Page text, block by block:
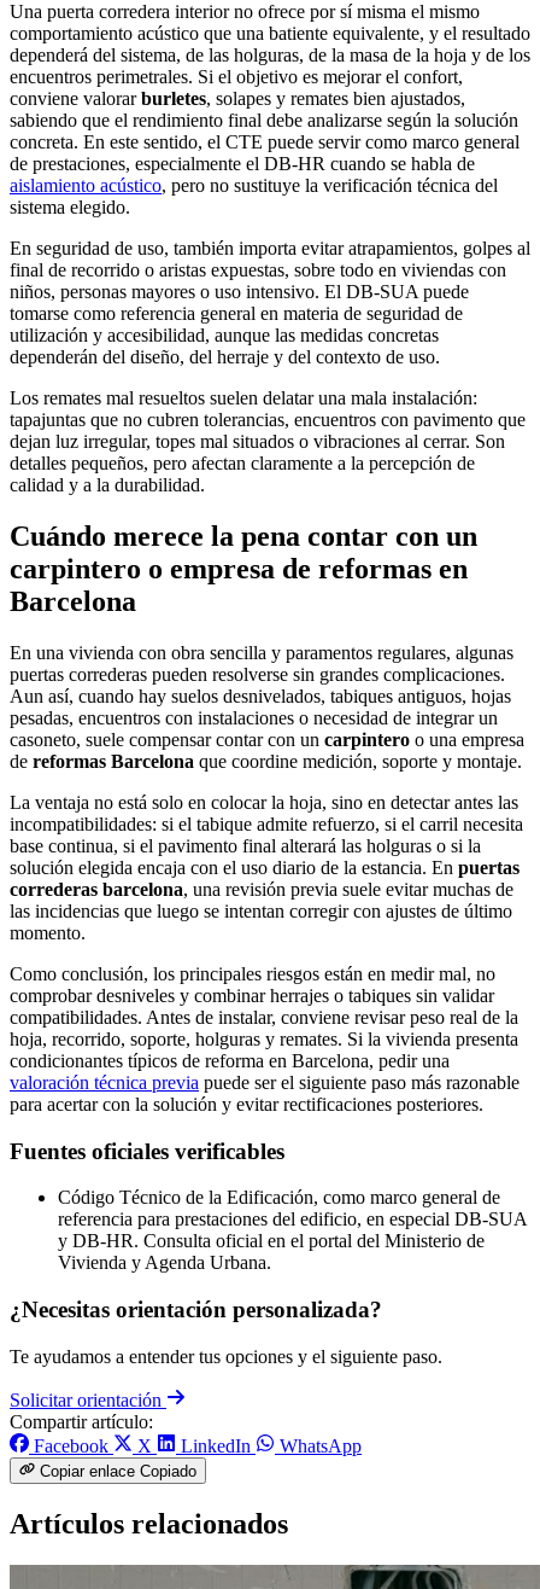
Una puerta corredera interior no ofrece por sí misma el mismo
comportamiento acústico que una batiente equivalente, y el resultado
dependerá del sistema, de las holguras, de la masa de la hoja y de los
encuentros perimetrales. Si el objetivo es mejorar el confort,
conviene valorarburletes, solapes y remates bien ajustados,
sabiendo que el rendimiento final debe analizarse según la solución
concreta. En este sentido, el CTE puede servir como marco general
de prestaciones, especialmente el DB-HR cuando se habla de
aislamiento acústico, pero no sustituye la verificación técnica del
sistema elegido.
En seguridad de uso, también importa evitar atrapamientos, golpes al
final de recorrido o aristas expuestas, sobre todo en viviendas con
niños, personas mayores o uso intensivo. El DB-SUA puede
tomarse como referencia general en materia de seguridad de
utilización y accesibilidad, aunque las medidas concretas
dependerán del diseño, del herraje y del contexto de uso.
Los remates mal resueltos suelen delatar una mala instalación:
tapajuntas que no cubren tolerancias, encuentros con pavimento que
dejan luz irregular, topes mal situados o vibraciones al cerrar. Son
detalles pequeños, pero afectan claramente a la percepción de
calidad y a la durabilidad.
Cuándo merece la pena contar con un
carpintero o empresa de reformas en
Barcelona
En una vivienda con obra sencilla y paramentos regulares, algunas
puertas correderas pueden resolverse sin grandes complicaciones.
Aun así, cuando hay suelos desnivelados, tabiques antiguos, hojas
pesadas, encuentros con instalaciones o necesidad de integrar un
casoneto, suele compensar contar con un carpintero o una empresa
de reformas Barcelona que coordine medición, soporte y montaje.
La ventaja no está solo en colocar la hoja, sino en detectar antes las
incompatibilidades: si el tabique admite refuerzo, si el carril necesita
base continua, si el pavimento final alterará las holguras o si la
solución elegida encaja con el uso diario de la estancia. En puertas
correderas barcelona, una revisión previa suele evitar muchas de
las incidencias que luego se intentan corregir con ajustes de último
momento.
Como conclusión, los principales riesgos están en medir mal, no
comprobar desniveles y combinar herrajes o tabiques sin validar
compatibilidades. Antes de instalar, conviene revisar peso real de la
hoja, recorrido, soporte, holguras y remates. Si la vivienda presenta
condicionantes típicos de reforma en Barcelona, pedir una
valoración técnica previa puede ser el siguiente paso más razonable
para acertar con la solución y evitar rectificaciones posteriores.
Fuentes oficiales verificables
Código Técnico de la Edificación, como marco general de
referencia para prestaciones del edificio, en especial DB-SUA
y DB-HR. Consulta oficial en el portal del Ministerio de
Vivienda y Agenda Urbana.
¿Necesitas orientación personalizada?
Te ayudamos a entender tus opciones y el siguiente paso.
Solicitar orientación
Compartir artículo:
Facebook
X LinkedIn WhatsApp
Copiar enlace Copiado
Artículos relacionados